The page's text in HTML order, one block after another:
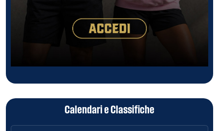
Calendari e Classifiche